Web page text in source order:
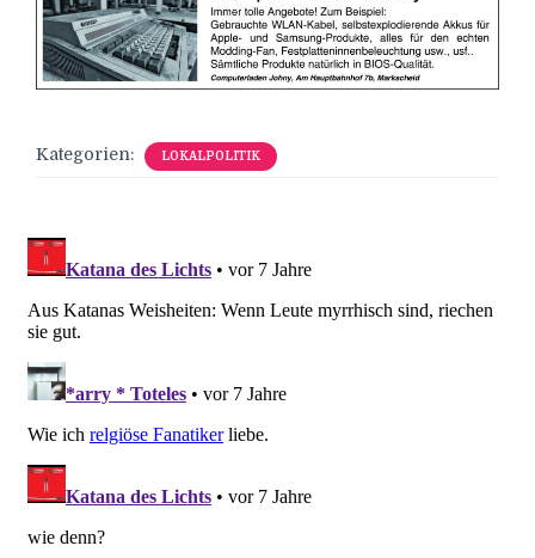
Kategorien: LOKALPOLITIK